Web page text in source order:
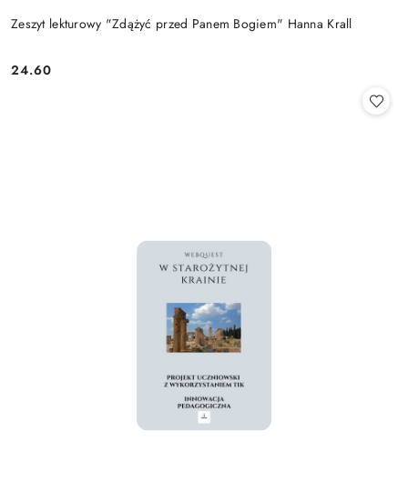
Zeszyt lekturowy "Zdążyć przed Panem Bogiem" Hanna Krall
Cena:
24.60